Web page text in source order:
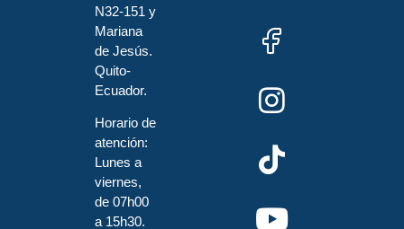
N32-151 y
Mariana
de Jesús.
Quito-
Ecuador.
Horario de
atención:
Lunes a
viernes,
de 07h00
a 15h30.